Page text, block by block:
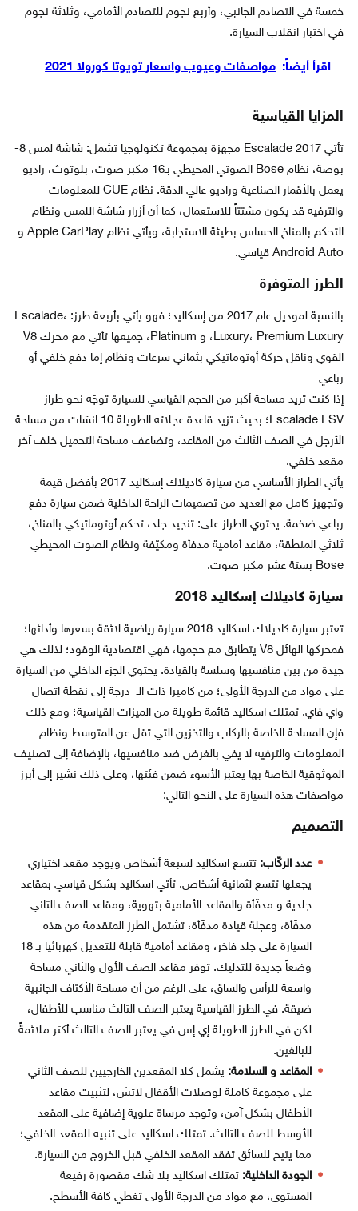
خمسة في التصادم الجانبي، وأربع نجوم للتصادم الأمامي، وثلاثة نجوم
في اختبار انقلاب السيارة.
اقرأ أيضاً: مواصفات وعيوب واسعار تويوتا كورولا 2021
المزايا القياسية
تأتي Escalade 2017 مجهزة بمجموعة تكنولوجيا تشمل: شاشة لمس 8-
بوصة، نظام Bose الصوتي المحيطي بـ16 مكبر صوت، بلوتوث، راديو
يعمل بالأقمار الصناعية وراديو عالي الدقة. نظام CUE للمعلومات
والترفيه قد يكون مشتتاً للاستعمال، كما أن أزرار شاشة اللمس ونظام
التحكم بالمناخ الحساس بطيئة الاستجابة، ويأتي نظام Apple CarPlay و
Android Auto قياسي.
الطرز المتوفرة
بالنسبة لموديل عام 2017 من إسكاليد؛ فهو يأتي بأربعة طرز: Escalade،
Luxury، Premium Luxury، و Platinum، جميعها تأتي مع محرك V8
القوي وناقل حركة أوتوماتيكي بثماني سرعات ونظام إما دفع خلفي أو
رباعي
إذا كنت تريد مساحة أكبر من الحجم القياسي للسيارة توجّه نحو طراز
Escalade ESV؛ بحيث تزيد قاعدة عجلاته الطويلة 10 انشات من مساحة
الأرجل في الصف الثالث من المقاعد، وتضاعف مساحة التحميل خلف آخر
مقعد خلفي.
يأتي الطراز الأساسي من سيارة كاديلاك إسكاليد 2017 بأفضل قيمة
وتجهيز كامل مع العديد من تصميمات الراحة الداخلية ضمن سيارة دفع
رباعي ضخمة. يحتوي الطراز على: تنجيد جلد، تحكم أوتوماتيكي بالمناخ،
ثلاثي المنطقة، مقاعد أمامية مدفأة ومكيّفة ونظام الصوت المحيطي
Bose بستة عشر مكبر صوت.
سيارة كاديلاك إسكاليد 2018
تعتبر سيارة كاديلاك اسكاليد 2018 سيارة رياضية لائقة بسعرها وأدائها؛
فمحركها الهائل V8 يتطابق مع حجمها، فهي اقتصادية الوقود؛ لذلك هي
جيدة من بين منافسيها وسلسة بالقيادة. يحتوي الجزء الداخلي من السيارة
على مواد من الدرجة الأولى؛ من كاميرا ذات الـ درجة إلى نقطة اتصال
واي فاي. تمتلك اسكاليد قائمة طويلة من الميزات القياسية؛ ومع ذلك
فإن المساحة الخاصة بالركاب والتخزين التي تقل عن المتوسط ونظام
المعلومات والترفيه لا يفي بالغرض ضد منافسيها، بالإضافة إلى تصنيف
الموثوقية الخاصة بها يعتبر الأسوء ضمن فئتها، وعلى ذلك نشير إلى أبرز
مواصفات هذه السيارة على النحو التالي:
التصميم
عدد الركّاب: تتسع اسكاليد لسبعة أشخاص ويوجد مقعد اختياري
يجعلها تتسع لثمانية أشخاص. تأتي اسكاليد بشكل قياسي بمقاعد
جلدية و مدفّأة والمقاعد الأمامية بتهوية، ومقاعد الصف الثاني
مدفّأة، وعجلة قيادة مدفّأة، تشتمل الطرز المتقدمة من هذه
السيارة على جلد فاخر، ومقاعد أمامية قابلة للتعديل كهربائيا بـ 18
وضعاً جديدة للتدليك. توفر مقاعد الصف الأول والثاني مساحة
واسعة للرأس والساق، على الرغم من أن مساحة الأكتاف الجانبية
ضيقة. في الطرز القياسية يعتبر الصف الثالث مناسب للأطفال،
لكن في الطرز الطويلة إي إس في يعتبر الصف الثالث أكثر ملائمةً
للبالغين.
المقاعد و السلامة: يشمل كلا المقعدين الخارجيين للصف الثاني
على مجموعة كاملة لوصلات الأقفال لاتش، لتثبيت مقاعد
الأطفال بشكل آمن، وتوجد مرساة علوية إضافية على المقعد
الأوسط للصف الثالث. تمتلك اسكاليد على تنبيه للمقعد الخلفي؛
مما يتيح للسائق تفقد المقعد الخلفي قبل الخروج من السيارة.
الجودة الداخلية: تمتلك اسكاليد بلا شك مقصورة رفيعة
المستوى، مع مواد من الدرجة الأولى تغطي كافة الأسطح.